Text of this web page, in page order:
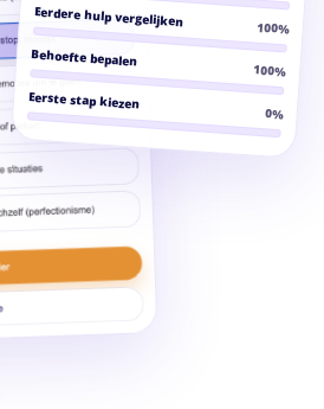
Eerdere hulp vergelijken 100%
Behoefte bepalen
100%
Eerste stap kiezen
86%